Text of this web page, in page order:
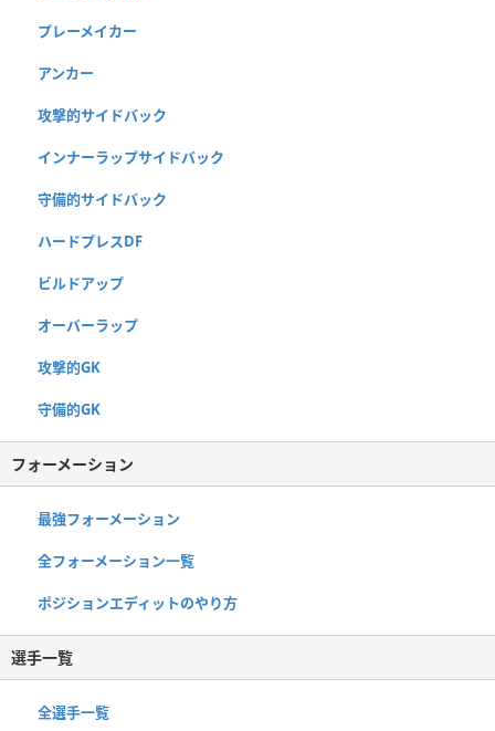
プレーメイカー
アンカー
攻撃的サイドバック
インナーラップサイドバック
守備的サイドバック
ハードプレスDF
ビルドアップ
オーバーラップ
攻撃的GK
守備的GK
フォーメーション
最強フォーメーション
全フォーメーション一覧
ポジションエディットのやり方
選手一覧
全選手一覧